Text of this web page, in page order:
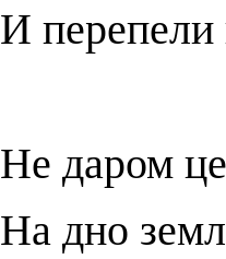
И перепели
Не даром
На дно